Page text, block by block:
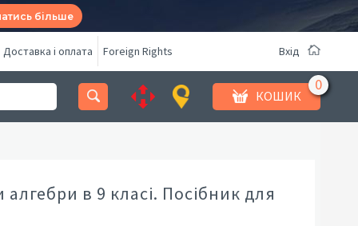
більше
Доставка і оплата Foreign Rights Вхід
КОШИК
алгебри в 9 класі. Посібник для